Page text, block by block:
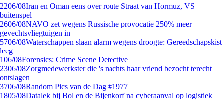
2206/08Iran en Oman eens over route Straat van Hormuz, VS
buitenspel
2606/08NAVO zet wegens Russische provocatie 250% meer
gevechtsvliegtuigen in
5706/08Waterschappen slaan alarm wegens droogte: Gereedschapskist
leeg
106/08Forensics: Crime Scene Detective
2306/08Zorgmedewerkster die 's nachts haar vriend bezocht terecht
ontslagen
3706/08Random Pics van de Dag #1977
1805/08Datalek bij Bol en de Bijenkorf na cyberaanval op logistiek